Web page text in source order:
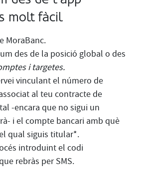
molt fàcil
MoraBanc.
des de la posició global o des
i targetes.
vinculant el número de
al teu contracte de
-encara que no sigui un
i el compte bancari amb què
qual siguis titular*.
introduint el codi
rebràs per SMS.